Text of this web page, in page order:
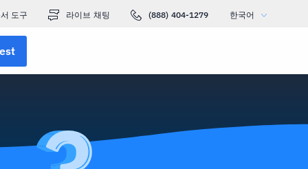
도구 라이브 채팅 (888) 404-1279 한국어